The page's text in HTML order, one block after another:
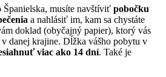
musíte navštíviť pobočku
a nahlásiť im, kam sa chystáte
doklad (obyčajný papier), ktorý vás
danej krajine. Dĺžka vášho pobytu v
viac ako 14 dní. Také je